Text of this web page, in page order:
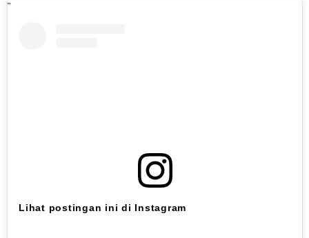
Lihat postingan ini di Instagram